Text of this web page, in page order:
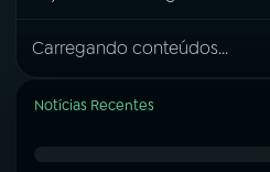
Carregando conteúdos...
Notícias Recentes